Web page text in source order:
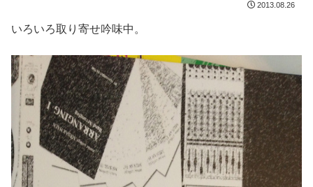
2013.08.26
いろいろ取り寄せ吟味中。